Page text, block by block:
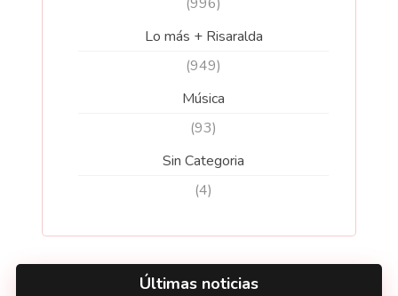
(996)
Lo más + Risaralda
(949)
Música
(93)
Sin Categoria
(4)
Últimas noticias